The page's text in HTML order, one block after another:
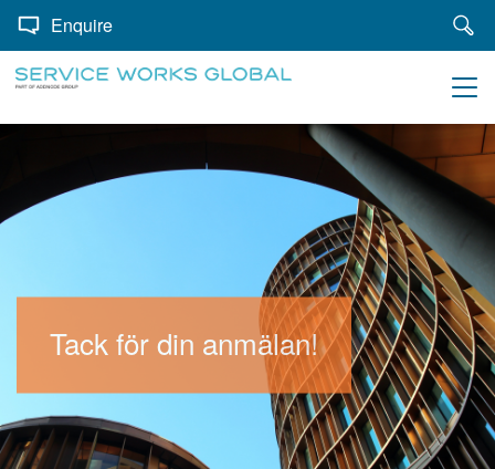
Enquire
Tack för din anmälan!